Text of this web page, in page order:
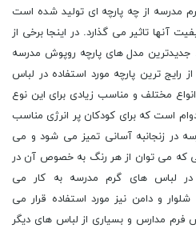
مدرسه از چه پارچه ای تولید شده است
آنها تاثیر می گذارد. در اینجا برخی از
جدیدترین مدل های پارچه روپوش مدرسه
رایج ترین پارچه مورد استفاده در لباس
مختلف و مناسب زیادی برای این نوع
است که برای کودکان پر انرژی مناسب
در زنجانبه آسانی تمیز می شود و می
که می توان از هر رنگ به خصوص آن در
در لباس های گرم مدرسه به کار می
و دامن نیز مورد استفاده قرار می
فرم مدارس و بسیاری از لباس های دیگر